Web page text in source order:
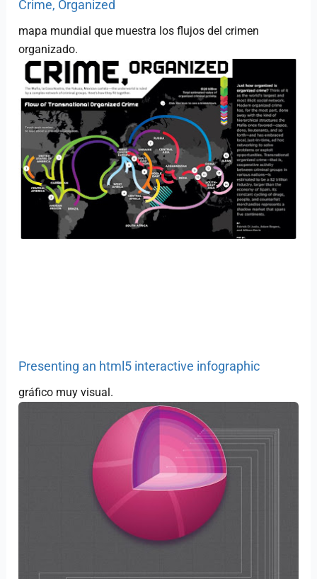
Crime, Organized
mapa mundial que muestra los flujos del crimen
organizado.
Presenting an html5 interactive infographic
gráfico muy visual.